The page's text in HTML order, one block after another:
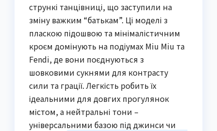
стрункі танцівниці, що заступили на
зміну важким “батькам”. Ці моделі з
пласкою підошвою та мінімалістичним
кроєм домінують на подіумах Miu Miu та
Fendi, де вони поєднуються з
шовковими сукнями для контрасту
сили та грації. Легкість робить їх
ідеальними для довгих прогулянок
містом, а нейтральні тони –
універсальними базою під джинси чи